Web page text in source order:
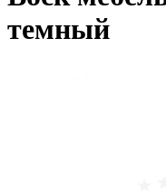
темный